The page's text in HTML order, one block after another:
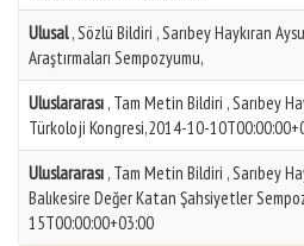
Ulusal, Sözlü Bildiri , Sarıbey Haykıran
Araştırmaları Sempozyumu,
Uluslararası , Tam Metin Bildiri , Sarıbey
Türkoloji Kongresi,2014-10-
Uluslararası , Tam Metin Bildiri , Sarıbey
Balıkesire Değer Katan Şahsiyetler
15T00:00:00+03:00